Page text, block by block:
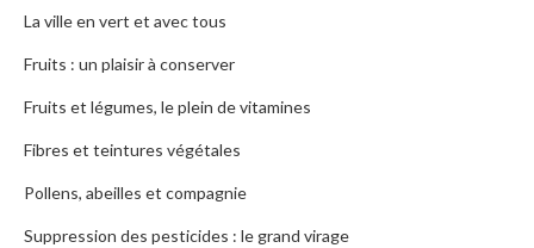
La ville en vert et avec tous
Fruits : un plaisir à conserver
Fruits et légumes, le plein de vitamines
Fibres et teintures végétales
Pollens, abeilles et compagnie
Suppression des pesticides : le grand virage